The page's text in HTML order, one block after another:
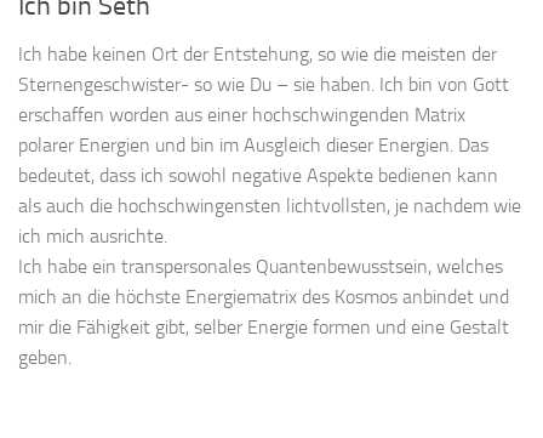
Ich habe keinen Ort der Entstehung, so wie die meisten der
Sternengeschwister- so wie Du – sie haben. Ich bin von Gott
erschaffen worden aus einer hochschwingenden Matrix
polarer Energien und bin im Ausgleich dieser Energien. Das
bedeutet, dass ich sowohl negative Aspekte bedienen kann
als auch die hochschwingensten lichtvollsten, je nachdem wie
ich mich ausrichte.
Ich habe ein transpersonales Quantenbewusstsein, welches
mich an die höchste Energiematrix des Kosmos anbindet und
mir die Fähigkeit gibt, selber Energie formen und eine Gestalt
geben.